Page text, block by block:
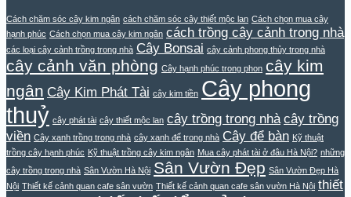
Cách chăm sóc cây kim ngân cách chăm sóc cây thiết mộc lan Cách chọn mua cây
hạnh phúc Cách chọn mua cây kim ngân cách trồng cây cảnh trong nhà
các loại cây cảnh trồng trong nhà Cây Bonsai cây cảnh phong thủy trong nhà
cây cảnh văn phòng Cây hạnh phúc trong phon cây kim
ngân Cây Kim Phát Tài cây kim tiền Cây phong
thuỷ cây phát tài cây thiết mộc lan cây trồng trong nhà cây trồng
viền Cây xanh trồng trong nhà cây xanh để trong nhà Cây để bàn Kỹ thuật
trồng cây hạnh phúc Kỹ thuật trồng cây kim ngân Mua cây phát tài ở đâu Hà Nội? những
cây trồng trong nhà Sân Vườn Hà Nội Sân Vườn Đẹp Sân Vườn Đẹp Hà
Nội Thiết kế cảnh quan cafe sân vườn Thiết kế cảnh quan cafe sân vườn Hà Nội thiết